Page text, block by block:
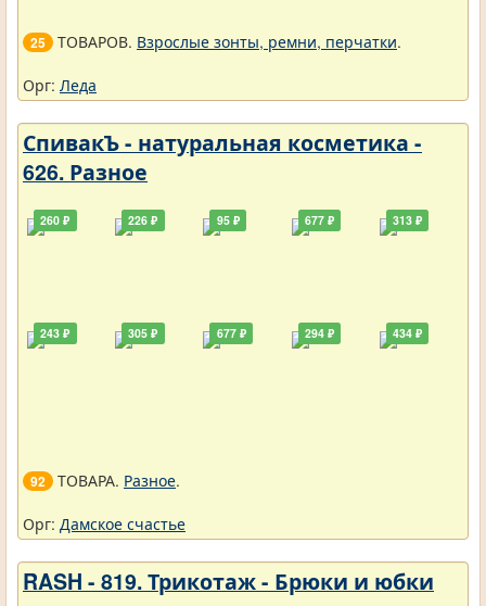
25 ТОВАРОВ. Взрослые зонты, ремни, перчатки.
Орг: Леда
СпивакЪ - натуральная косметика -
626. Разное
260 ₽
243 ₽
226 ₽
305 ₽
95 ₽
677 ₽
677 ₽
294 ₽
313 ₽
434 ₽
92 ТОВАРА. Разное.
Орг: Дамское счастье
RASH - 819. Трикотаж - Брюки и юбки